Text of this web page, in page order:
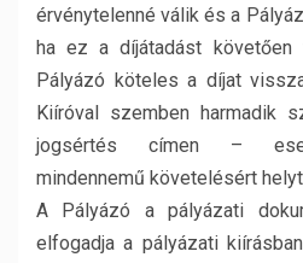
érvénytelenné válik és a
ha ez a díjátadást követően
Pályázó köteles a díjat
Kiíróval szemben harmadik
jogsértés címen –
mindennemű követelésért
A Pályázó a pályázati
elfogadja a pályázati